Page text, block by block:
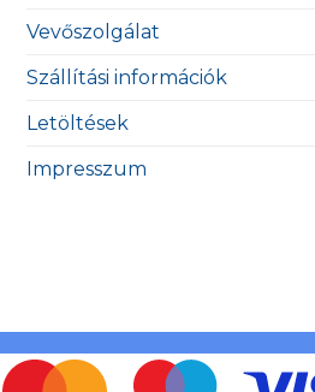
Vevőszolgálat
Szállítási információk
Letöltések
Impresszum